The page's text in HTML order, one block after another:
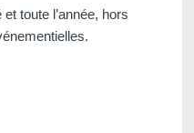
toute l’année, hors
Malines, 4*